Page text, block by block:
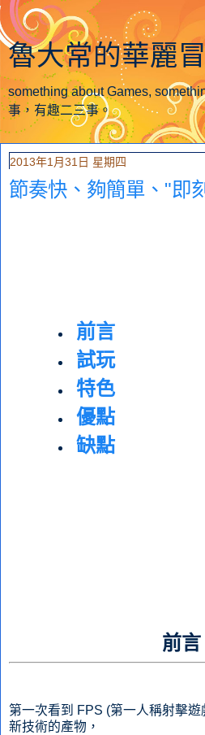
魯大常的華麗
something about Games,
事，有趣二三事。
2013年1月31日 星期四
節奏快、夠簡單、"即
前言
試玩
特色
優點
缺點
前言
第一次看到 FPS (第一人稱射擊
新技術的產物，